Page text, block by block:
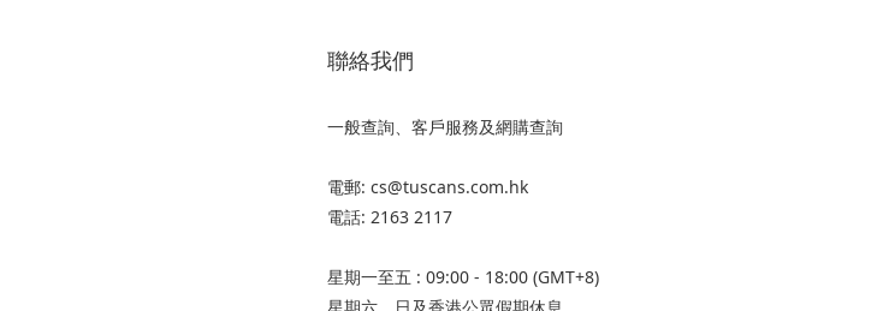
聯絡我們
一般查詢、客戶服務及網購查詢
電郵: cs@tuscans.com.hk
電話: 2163 2117
星期一至五 : 09:00 - 18:00 (GMT+8)